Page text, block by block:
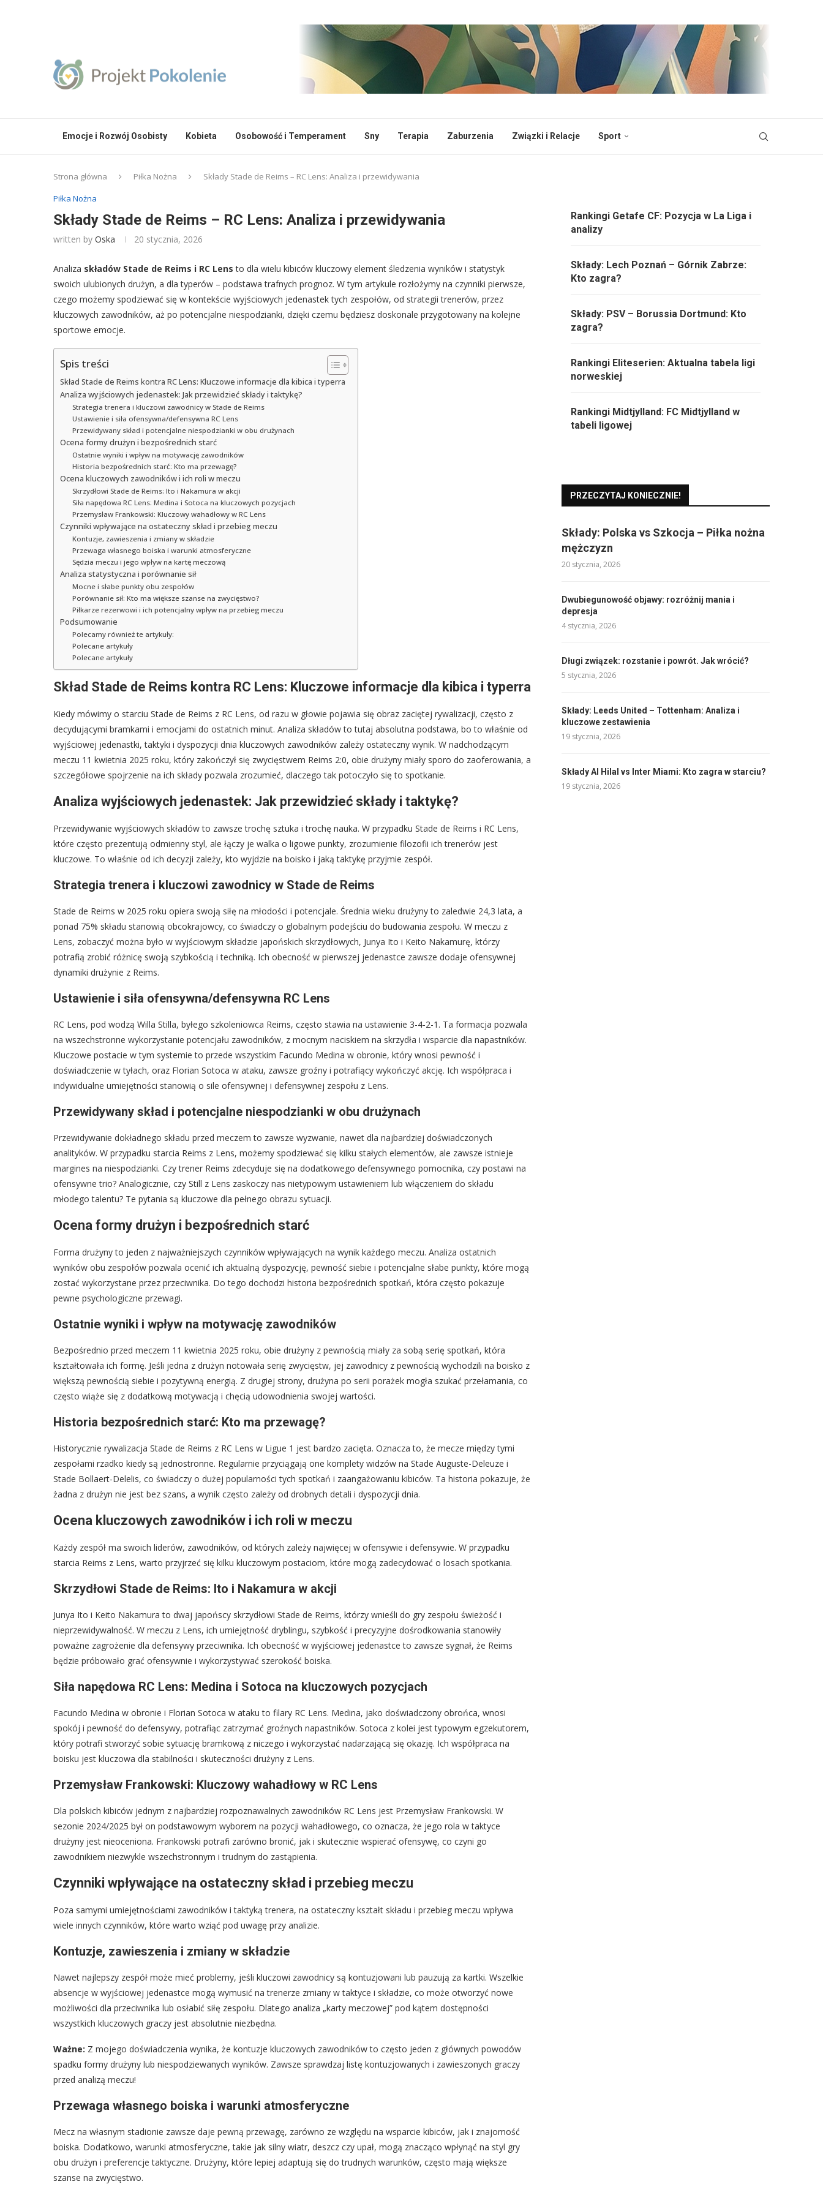
Emocje i Rozwój Osobisty Kobieta Osobowość i Temperament Sny Terapia Zaburzenia Związki i Relacje Sport
Strona główna Piłka Nożna
Składy Stade de Reims – RC Lens: Analiza i przewidywania
Piłka Nożna
Składy Stade de Reims – RC Lens: Analiza i przewidywania
written by Oska 20 stycznia, 2026
Analiza składów Stade de Reims i RC Lens to dla wielu kibiców kluczowy element śledzenia wyników i statystyk
swoich ulubionych drużyn, a dla typerów – podstawa trafnych prognoz. W tym artykule rozłożymy na czynniki pierwsze,
czego możemy spodziewać się w kontekście wyjściowych jedenastek tych zespołów, od strategii trenerów, przez
kluczowych zawodników, aż po potencjalne niespodzianki, dzięki czemu będziesz doskonale przygotowany na kolejne
sportowe emocje.
Spis treści
Skład Stade de Reims kontra RC Lens: Kluczowe informacje dla kibica i typerra
Analiza wyjściowych jedenastek: Jak przewidzieć składy i taktykę?
Strategia trenera i kluczowi zawodnicy w Stade de Reims
Ustawienie i siła ofensywna/defensywna RC Lens
Przewidywany skład i potencjalne niespodzianki w obu drużynach
Ocena formy drużyn i bezpośrednich starć
Ostatnie wyniki i wpływ na motywację zawodników
Historia bezpośrednich starć: Kto ma przewagę?
Ocena kluczowych zawodników i ich roli w meczu
Skrzydłowi Stade de Reims: Ito i Nakamura w akcji
Siła napędowa RC Lens: Medina i Sotoca na kluczowych pozycjach
Przemysław Frankowski: Kluczowy wahadłowy w RC Lens
Czynniki wpływające na ostateczny skład i przebieg meczu
Kontuzje, zawieszenia i zmiany w składzie
Przewaga własnego boiska i warunki atmosferyczne
Sędzia meczu i jego wpływ na kartę meczową
Analiza statystyczna i porównanie sił
Mocne i słabe punkty obu zespołów
Porównanie sił: Kto ma większe szanse na zwycięstwo?
Piłkarze rezerwowi i ich potencjalny wpływ na przebieg meczu
Podsumowanie
Polecamy również te artykuły:
Polecane artykuły
Polecane artykuły
Skład Stade de Reims kontra RC Lens: Kluczowe informacje dla kibica i typerra
Kiedy mówimy o starciu Stade de Reims z RC Lens, od razu w głowie pojawia się obraz zaciętej rywalizacji, często z
decydującymi bramkami i emocjami do ostatnich minut. Analiza składów to tutaj absolutna podstawa, bo to właśnie od
wyjściowej jedenastki, taktyki i dyspozycji dnia kluczowych zawodników zależy ostateczny wynik. W nadchodzącym
meczu 11 kwietnia 2025 roku, który zakończył się zwycięstwem Reims 2:0, obie drużyny miały sporo do zaoferowania, a
szczegółowe spojrzenie na ich składy pozwala zrozumieć, dlaczego tak potoczyło się to spotkanie.
Analiza wyjściowych jedenastek: Jak przewidzieć składy i taktykę?
Przewidywanie wyjściowych składów to zawsze trochę sztuka i trochę nauka. W przypadku Stade de Reims i RC Lens,
które często prezentują odmienny styl, ale łączy je walka o ligowe punkty, zrozumienie filozofii ich trenerów jest
kluczowe. To właśnie od ich decyzji zależy, kto wyjdzie na boisko i jaką taktykę przyjmie zespół.
Strategia trenera i kluczowi zawodnicy w Stade de Reims
Stade de Reims w 2025 roku opiera swoją siłę na młodości i potencjale. Średnia wieku drużyny to zaledwie 24,3 lata, a
ponad 75% składu stanowią obcokrajowcy, co świadczy o globalnym podejściu do budowania zespołu. W meczu z
Lens, zobaczyć można było w wyjściowym składzie japońskich skrzydłowych, Junya Ito i Keito Nakamurę, którzy
potrafią zrobić różnicę swoją szybkością i techniką. Ich obecność w pierwszej jedenastce zawsze dodaje ofensywnej
dynamiki drużynie z Reims.
Ustawienie i siła ofensywna/defensywna RC Lens
RC Lens, pod wodzą Willa Stilla, byłego szkoleniowca Reims, często stawia na ustawienie 3-4-2-1. Ta formacja pozwala
na wszechstronne wykorzystanie potencjału zawodników, z mocnym naciskiem na skrzydła i wsparcie dla napastników.
Kluczowe postacie w tym systemie to przede wszystkim Facundo Medina w obronie, który wnosi pewność i
doświadczenie w tyłach, oraz Florian Sotoca w ataku, zawsze groźny i potrafiący wykończyć akcję. Ich współpraca i
indywidualne umiejętności stanowią o sile ofensywnej i defensywnej zespołu z Lens.
Przewidywany skład i potencjalne niespodzianki w obu drużynach
Przewidywanie dokładnego składu przed meczem to zawsze wyzwanie, nawet dla najbardziej doświadczonych
analityków. W przypadku starcia Reims z Lens, możemy spodziewać się kilku stałych elementów, ale zawsze istnieje
margines na niespodzianki. Czy trener Reims zdecyduje się na dodatkowego defensywnego pomocnika, czy postawi na
ofensywne trio? Analogicznie, czy Still z Lens zaskoczy nas nietypowym ustawieniem lub włączeniem do składu
młodego talentu? Te pytania są kluczowe dla pełnego obrazu sytuacji.
Ocena formy drużyn i bezpośrednich starć
Forma drużyny to jeden z najważniejszych czynników wpływających na wynik każdego meczu. Analiza ostatnich
wyników obu zespołów pozwala ocenić ich aktualną dyspozycję, pewność siebie i potencjalne słabe punkty, które mogą
zostać wykorzystane przez przeciwnika. Do tego dochodzi historia bezpośrednich spotkań, która często pokazuje
pewne psychologiczne przewagi.
Ostatnie wyniki i wpływ na motywację zawodników
Bezpośrednio przed meczem 11 kwietnia 2025 roku, obie drużyny z pewnością miały za sobą serię spotkań, która
kształtowała ich formę. Jeśli jedna z drużyn notowała serię zwycięstw, jej zawodnicy z pewnością wychodzili na boisko z
większą pewnością siebie i pozytywną energią. Z drugiej strony, drużyna po serii porażek mogła szukać przełamania, co
często wiąże się z dodatkową motywacją i chęcią udowodnienia swojej wartości.
Historia bezpośrednich starć: Kto ma przewagę?
Historycznie rywalizacja Stade de Reims z RC Lens w Ligue 1 jest bardzo zacięta. Oznacza to, że mecze między tymi
zespołami rzadko kiedy są jednostronne. Regularnie przyciągają one komplety widzów na Stade Auguste-Deleuze i
Stade Bollaert-Delelis, co świadczy o dużej popularności tych spotkań i zaangażowaniu kibiców. Ta historia pokazuje, że
żadna z drużyn nie jest bez szans, a wynik często zależy od drobnych detali i dyspozycji dnia.
Ocena kluczowych zawodników i ich roli w meczu
Każdy zespół ma swoich liderów, zawodników, od których zależy najwięcej w ofensywie i defensywie. W przypadku
starcia Reims z Lens, warto przyjrzeć się kilku kluczowym postaciom, które mogą zadecydować o losach spotkania.
Skrzydłowi Stade de Reims: Ito i Nakamura w akcji
Junya Ito i Keito Nakamura to dwaj japońscy skrzydłowi Stade de Reims, którzy wnieśli do gry zespołu świeżość i
nieprzewidywalność. W meczu z Lens, ich umiejętność dryblingu, szybkość i precyzyjne dośrodkowania stanowiły
poważne zagrożenie dla defensywy przeciwnika. Ich obecność w wyjściowej jedenastce to zawsze sygnał, że Reims
będzie próbowało grać ofensywnie i wykorzystywać szerokość boiska.
Siła napędowa RC Lens: Medina i Sotoca na kluczowych pozycjach
Facundo Medina w obronie i Florian Sotoca w ataku to filary RC Lens. Medina, jako doświadczony obrońca, wnosi
spokój i pewność do defensywy, potrafiąc zatrzymać groźnych napastników. Sotoca z kolei jest typowym egzekutorem,
który potrafi stworzyć sobie sytuację bramkową z niczego i wykorzystać nadarzającą się okazję. Ich współpraca na
boisku jest kluczowa dla stabilności i skuteczności drużyny z Lens.
Przemysław Frankowski: Kluczowy wahadłowy w RC Lens
Dla polskich kibiców jednym z najbardziej rozpoznawalnych zawodników RC Lens jest Przemysław Frankowski. W
sezonie 2024/2025 był on podstawowym wyborem na pozycji wahadłowego, co oznacza, że jego rola w taktyce
drużyny jest nieoceniona. Frankowski potrafi zarówno bronić, jak i skutecznie wspierać ofensywę, co czyni go
zawodnikiem niezwykle wszechstronnym i trudnym do zastąpienia.
Czynniki wpływające na ostateczny skład i przebieg meczu
Poza samymi umiejętnościami zawodników i taktyką trenera, na ostateczny kształt składu i przebieg meczu wpływa
wiele innych czynników, które warto wziąć pod uwagę przy analizie.
Kontuzje, zawieszenia i zmiany w składzie
Nawet najlepszy zespół może mieć problemy, jeśli kluczowi zawodnicy są kontuzjowani lub pauzują za kartki. Wszelkie
absencje w wyjściowej jedenastce mogą wymusić na trenerze zmiany w taktyce i składzie, co może otworzyć nowe
możliwości dla przeciwnika lub osłabić siłę zespołu. Dlatego analiza „karty meczowej” pod kątem dostępności
wszystkich kluczowych graczy jest absolutnie niezbędna.
Ważne: Z mojego doświadczenia wynika, że kontuzje kluczowych zawodników to często jeden z głównych powodów
spadku formy drużyny lub niespodziewanych wyników. Zawsze sprawdzaj listę kontuzjowanych i zawieszonych graczy
przed analizą meczu!
Przewaga własnego boiska i warunki atmosferyczne
Mecz na własnym stadionie zawsze daje pewną przewagę, zarówno ze względu na wsparcie kibiców, jak i znajomość
boiska. Dodatkowo, warunki atmosferyczne, takie jak silny wiatr, deszcz czy upał, mogą znacząco wpłynąć na styl gry
obu drużyn i preferencje taktyczne. Drużyny, które lepiej adaptują się do trudnych warunków, często mają większe
szanse na zwycięstwo.
Rankingi Getafe CF: Pozycja w La Liga i
analizy
Składy: Lech Poznań – Górnik Zabrze:
Kto zagra?
Składy: PSV – Borussia Dortmund: Kto
zagra?
Rankingi Eliteserien: Aktualna tabela ligi
norweskiej
Rankingi Midtjylland: FC Midtjylland w
tabeli ligowej
PRZECZYTAJ KONIECZNIE!
Składy: Polska vs Szkocja – Piłka nożna
mężczyzn
20 stycznia, 2026
Dwubiegunowość objawy: rozróżnij mania i
depresja
4 stycznia, 2026
Długi związek: rozstanie i powrót. Jak wrócić?
5 stycznia, 2026
Składy: Leeds United – Tottenham: Analiza i
kluczowe zestawienia
19 stycznia, 2026
Składy Al Hilal vs Inter Miami: Kto zagra w starciu?
19 stycznia, 2026